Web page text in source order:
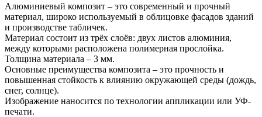
Алюминиевый композит – это современный и прочный
материал, широко используемый в облицовке фасадов зданий
и производстве табличек.
Материал состоит из трёх слоёв: двух листов алюминия,
между которыми расположена полимерная прослойка.
Толщина материала – 3 мм.
Основные преимущества композита – это прочность и
повышенная стойкость к влиянию окружающей среды (дождь,
снег, солнце).
Изображение наносится по технологии аппликации или УФ-
печати.